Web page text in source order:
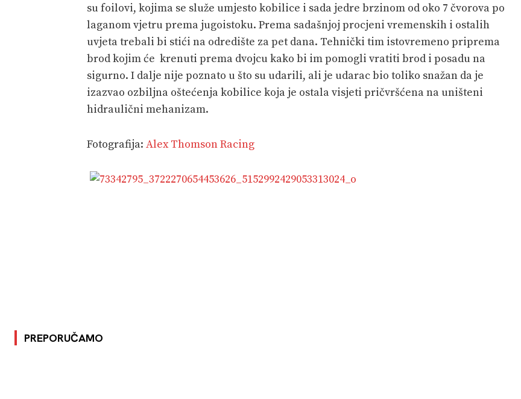
su foilovi, kojima se služe umjesto kobilice i sada jedre brzinom od oko 7 čvorova po
laganom vjetru prema jugoistoku. Prema sadašnjoj procjeni vremenskih i ostalih
uvjeta trebali bi stići na odredište za pet dana. Tehnički tim istovremeno priprema
brod kojim će krenuti prema dvojcu kako bi im pomogli vratiti brod i posadu na
sigurno. I dalje nije poznato u što su udarili, ali je udarac bio toliko snažan da je
izazvao ozbiljna oštećenja kobilice koja je ostala visjeti pričvršćena na uništeni
hidraulični mehanizam.
Fotografija: Alex Thomson Racing
PREPORUČAMO